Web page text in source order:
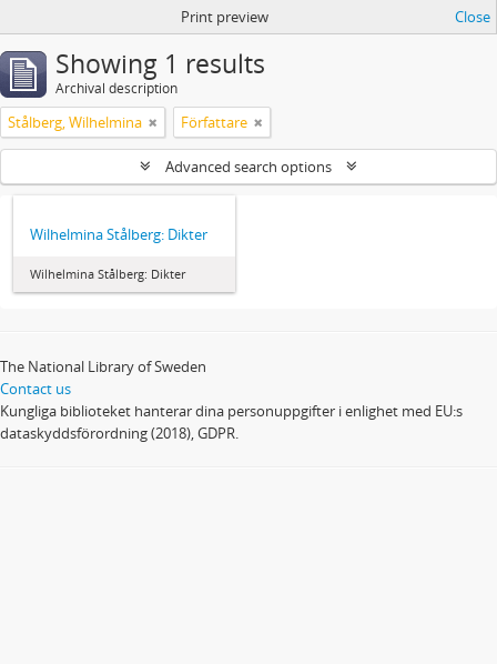
Print preview Close
Showing 1 results
Archival description
Stålberg, Wilhelmina Författare
Advanced search options
Wilhelmina Stålberg: Dikter
Wilhelmina Stålberg: Dikter
The National Library of Sweden
Contact us
Kungliga biblioteket hanterar dina personuppgifter i enlighet med EU:s
dataskyddsförordning (2018), GDPR.